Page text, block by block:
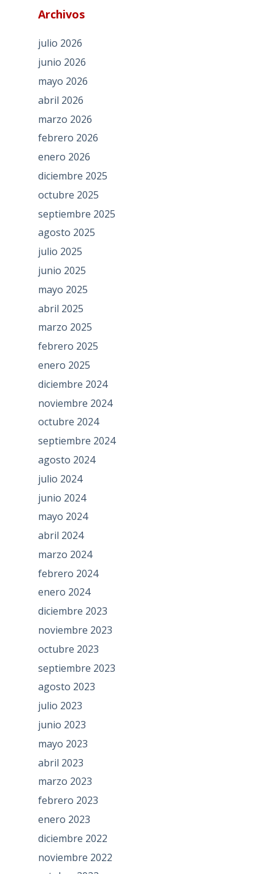
Archivos
julio 2026
junio 2026
mayo 2026
abril 2026
marzo 2026
febrero 2026
enero 2026
diciembre 2025
octubre 2025
septiembre 2025
agosto 2025
julio 2025
junio 2025
mayo 2025
abril 2025
marzo 2025
febrero 2025
enero 2025
diciembre 2024
noviembre 2024
octubre 2024
septiembre 2024
agosto 2024
julio 2024
junio 2024
mayo 2024
abril 2024
marzo 2024
febrero 2024
enero 2024
diciembre 2023
noviembre 2023
octubre 2023
septiembre 2023
agosto 2023
julio 2023
junio 2023
mayo 2023
abril 2023
marzo 2023
febrero 2023
enero 2023
diciembre 2022
noviembre 2022